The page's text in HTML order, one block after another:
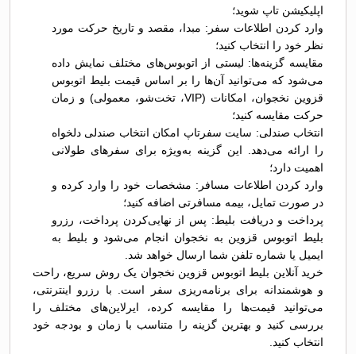
اپلیکیشن تاپ شوید؛
وارد کردن اطلاعات سفر: مبدا، مقصد و تاریخ حرکت مورد
نظر خود را انتخاب کنید؛
مقایسه گزینه‌ها: لیستی از اتوبوس‌های مختلف نمایش داده
می‌شود که می‌توانید آن‌ها را بر اساس قیمت بلیط اتوبوس
قزوين نخجوان، امکانات (VIP، تخت‌شو، معمولی) و زمان
حرکت مقایسه کنید؛
انتخاب صندلی: سایت سفرتاپ امکان انتخاب صندلی دلخواه
را ارائه می‌دهد. این گزینه به‌ویژه برای سفرهای طولانی
اهمیت دارد؛
وارد کردن اطلاعات مسافر: مشخصات خود را وارد کرده و
در صورت تمایل، بیمه مسافرتی اضافه کنید؛
پرداخت و دریافت بلیط: پس از نهایی‌کردن پرداخت، رزرو
بلیط اتوبوس قزوين به نخجوان انجام می‌شود و بلیط به
ایمیل یا شماره تلفن شما ارسال خواهد شد.
خرید آنلاین بلیط اتوبوس قزوين نخجوان یک روش سریع، راحت
و هوشمندانه برای برنامه‌ریزی سفر است. با رزرو اینترنتی،
می‌توانید قیمت‌ها را مقایسه کرده، ایرلاین‌های مختلف را
بررسی کنید و بهترین گزینه را متناسب با زمان و بودجه خود
انتخاب کنید.